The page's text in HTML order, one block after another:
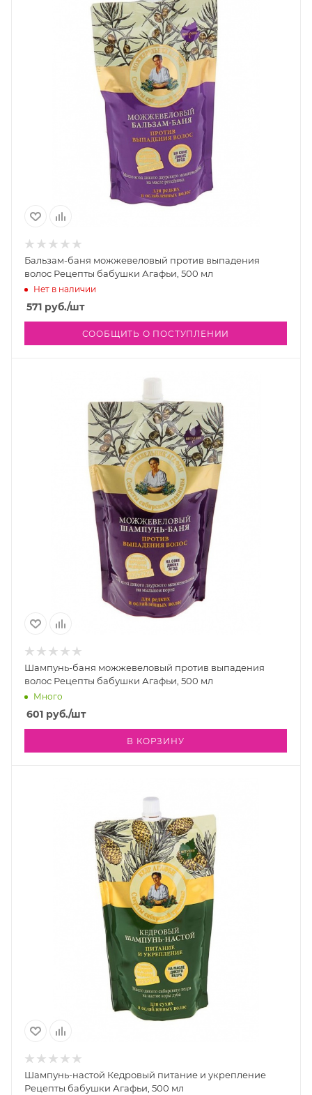
Бальзам-баня можжевеловый против выпадения
волос Рецепты бабушки Агафьи, 500 мл
Нет в наличии
571 руб./шт
СООБЩИТЬ О ПОСТУПЛЕНИИ
Шампунь-баня можжевеловый против выпадения
волос Рецепты бабушки Агафьи, 500 мл
Много
601 руб./шт
В КОРЗИНУ
Шампунь-настой Кедровый питание и укрепление
Рецепты бабушки Агафьи, 500 мл